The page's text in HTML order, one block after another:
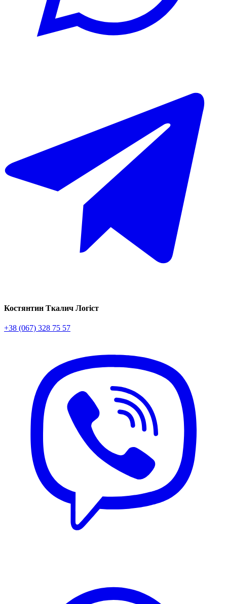
Костянтин Ткалич Логіст
+38 (067) 328 75 57